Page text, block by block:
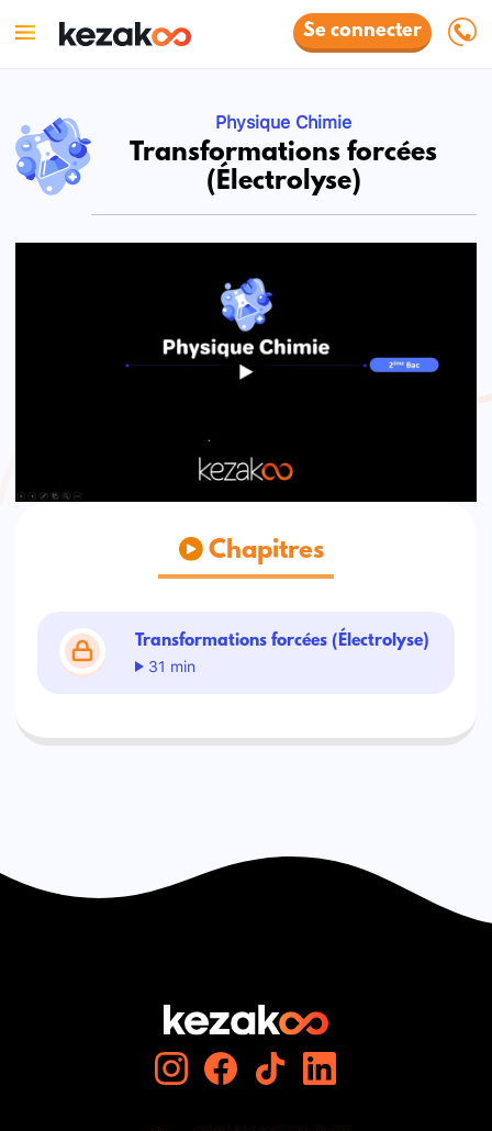
Se connecter
Physique Chimie
Transformations forcées
(Électrolyse)
Chapitres
Transformations forcées (Électrolyse)
31 min